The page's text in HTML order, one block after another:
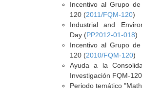
Incentivo al Grupo
120 (2011/FQM-120)
Industrial and
Day (PP2012-01-018)
Incentivo al Grupo
120 (2010/FQM-120)
Ayuda a la
Investigación FQM-
Periodo temático